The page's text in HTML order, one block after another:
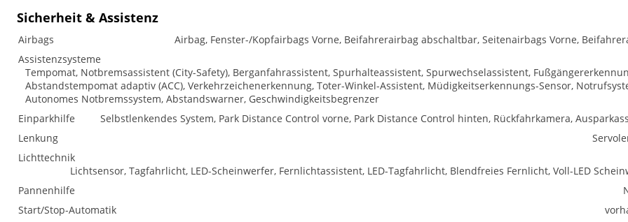
Sicherheit & Assistenz
Airbags
Airbag, Fenster-/Kopfairbags Vorne, Beifahrerairbag abschaltbar, Seitenairbags Vorne,
Assistenzsysteme
Tempomat, Notbremsassistent (City-Safety), Berganfahrassistent, Spurhalteassistent, Spurwechselassistent,
Abstandstempomat adaptiv (ACC), Verkehrzeichenerkennung, Toter-Winkel-Assistent, Müdigkeitserkennungs-Sensor,
Autonomes Notbremssystem, Abstandswarner, Geschwindigkeitsbegrenzer
Einparkhilfe
Selbstlenkendes System, Park Distance Control vorne, Park Distance Control hinten, Rückfahrkamera,
Lenkung
Lichttechnik
Lichtsensor, Tagfahrlicht, LED-Scheinwerfer, Fernlichtassistent, LED-Tagfahrlicht, Blendfreies Fernlicht, Voll-LED
Pannenhilfe
Start/Stop-Automatik